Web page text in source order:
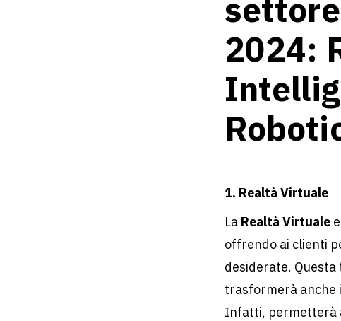
2024:
1. Realtà Virtuale
La Realtà Virtuale
offrendo ai clienti
desiderate. Questa
trasformerà anche
Infatti, permetterà